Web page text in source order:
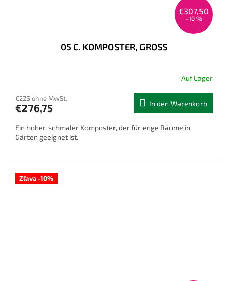
€307,50
–10 %
05 C. KOMPOSTER, GROSS
Auf Lager
€225 ohne MwSt.
€276,75 In den Warenkorb
Ein hoher, schmaler Komposter, der für enge Räume in
Gärten geeignet ist.
Zľava -10%